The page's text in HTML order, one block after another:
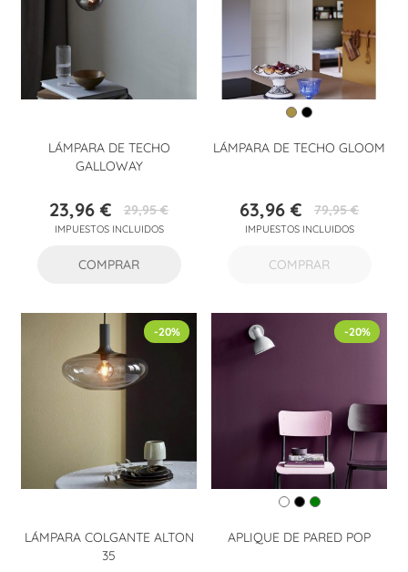
LÁMPARA DE TECHO
GALLOWAY
Precio
23,96 €Precio
base
29,95 €
IMPUESTOS INCLUIDOS
COMPRAR
LÁMPARA DE TECHO GLOOM
Precio
63,96 €Precio
base
79,95 €
IMPUESTOS INCLUIDOS
COMPRAR
LÁMPARA COLGANTE ALTON
35
-20%
APLIQUE DE PARED POP
-20%